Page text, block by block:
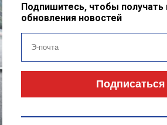
Подпишитесь, чтобы
обновления новостей
Подписаться